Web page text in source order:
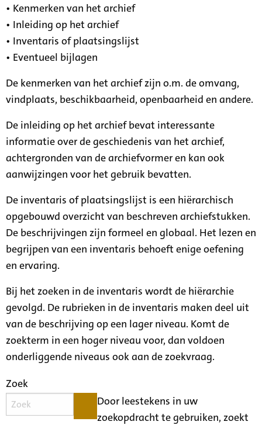
• Kenmerken van het archief
• Inleiding op het archief
• Inventaris of plaatsingslijst
• Eventueel bijlagen
De kenmerken van het archief zijn o.m. de omvang,
vindplaats, beschikbaarheid, openbaarheid en andere.
De inleiding op het archief bevat interessante
informatie over de geschiedenis van het archief,
achtergronden van de archiefvormer en kan ook
aanwijzingen voor het gebruik bevatten.
De inventaris of plaatsingslijst is een hiërarchisch
opgebouwd overzicht van beschreven archiefstukken.
De beschrijvingen zijn formeel en globaal. Het lezen en
begrijpen van een inventaris behoeft enige oefening
en ervaring.
Bij het zoeken in de inventaris wordt de hiërarchie
gevolgd. De rubrieken in de inventaris maken deel uit
van de beschrijving op een lager niveau. Komt de
zoekterm in een hoger niveau voor, dan voldoen
onderliggende niveaus ook aan de zoekvraag.
Zoek
Door leestekens in uw
zoekopdracht te gebruiken, zoekt